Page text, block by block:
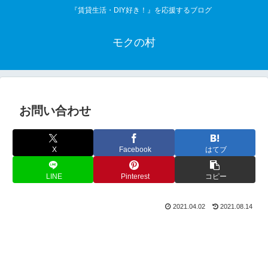
『賃貸生活・DIY好き！』を応援するブログ
モクの村
お問い合わせ
X Facebook はてブ
LINE Pinterest コピー
2021.04.02 2021.08.14